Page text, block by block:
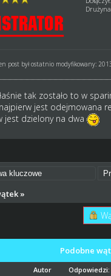
post był ostatnio modyfikowany:
tak zostało to w
jest odejmowana
jest dzielony na dwa
»
Podobne
Autor Odpowiedzi: